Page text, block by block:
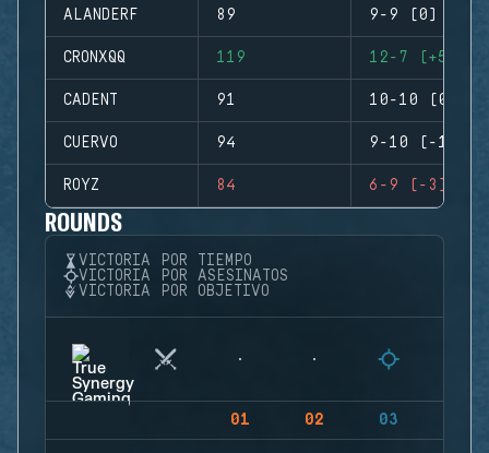
ALANDERF 89 9-9 (0)
CRONXQQ 119 12-7 (+5)
CADENT 91 10-10 (0)
CUERVO 94 9-10 (-1)
ROYZ 84 6-9 (-3)
ROUNDS
VICTORIA POR TIEMPO
VICTORIA POR ASESINATOS
VICTORIA POR OBJETIVO
01 02 03